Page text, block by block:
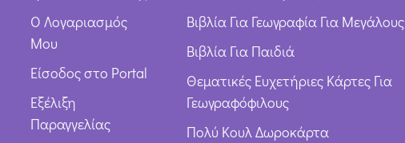
Ο Λογαριασμός
Μου
Είσοδος στο Portal
Εξέλιξη
Παραγγελίας
Βιβλία Για Γεωγραφία Για Μεγάλους
Βιβλία Για Παιδιά
Θεματικές Ευχετήριες Κάρτες Για
Γεωγραφόφιλους
Πολύ Κουλ Δωροκάρτα